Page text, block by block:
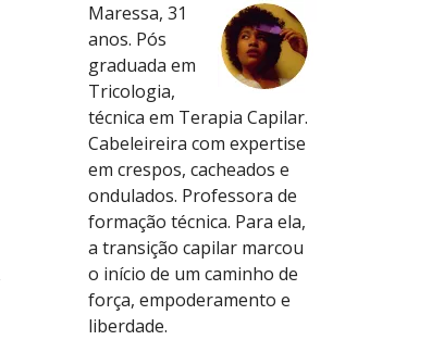
Maressa, 31
anos. Pós
graduada em
Tricologia,
técnica em Terapia Capilar.
Cabeleireira com expertise
em crespos, cacheados e
ondulados. Professora de
formação técnica. Para ela,
a transição capilar marcou
o início de um caminho de
força, empoderamento e
liberdade.